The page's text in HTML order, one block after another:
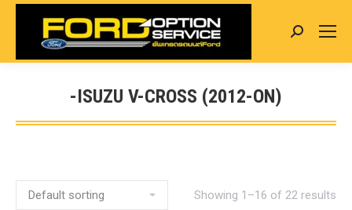
Search:
-ISUZU V-CROSS (2012-ON)
You are here:
Showing 1–16 of 22 results